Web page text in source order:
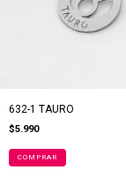
632-1 TAURO
$5.990